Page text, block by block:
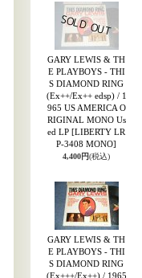
GARY LEWIS & TH
E PLAYBOYS - THI
S DIAMOND RING
(Ex++/Ex++ edsp) / 1
965 US AMERICA O
RIGINAL MONO Us
ed LP [LIBERTY LR
P-3408 MONO]
4,400円(税込)
GARY LEWIS & TH
E PLAYBOYS - THI
S DIAMOND RING
(Ex+++/Ex++) / 1965